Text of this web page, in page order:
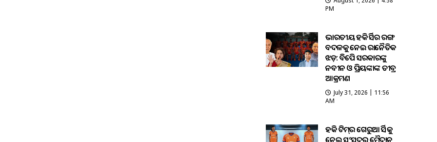
PM
ଭାରତୀୟ ହକି ଜର୍ସିର ରଙ୍ଗ
ବଦଳକୁ ନେଇ ରାଜନୈତିକ
ଝଡ଼: ବିଜେପି ସରକାରଙ୍କୁ
ନବୀନ ଓ ପ୍ରିୟଙ୍କାଙ୍କ ତୀବ୍ର
ଆକ୍ରମଣ
July 31, 2026 | 11:56
AM
ହକି ଟିମ୍‌ର ଗେରୁଆ ଜର୍ସିକୁ
ନେଇ ସଂସଦରୁ ମୈଦାନ